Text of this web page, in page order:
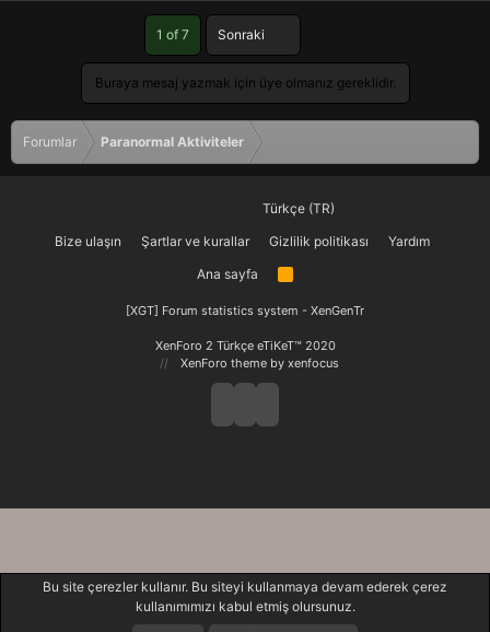
1 of 7 Sonraki
Buraya mesaj yazmak için üye olmanız gereklidir.
Forumlar Paranormal Aktiviteler
Türkçe (TR)
Bize ulaşın
Şartlar ve kurallar Gizlilik politikası
Yardım
Ana sayfa
R
[XGT] Forum statistics system - XenGenTr
XenForo 2 Türkçe eTiKeT™ 2020
XenForo theme by xenfocus
Bu site çerezler kullanır. Bu siteyi kullanmaya devam ederek çerez
kullanımımızı kabul etmiş olursunuz.